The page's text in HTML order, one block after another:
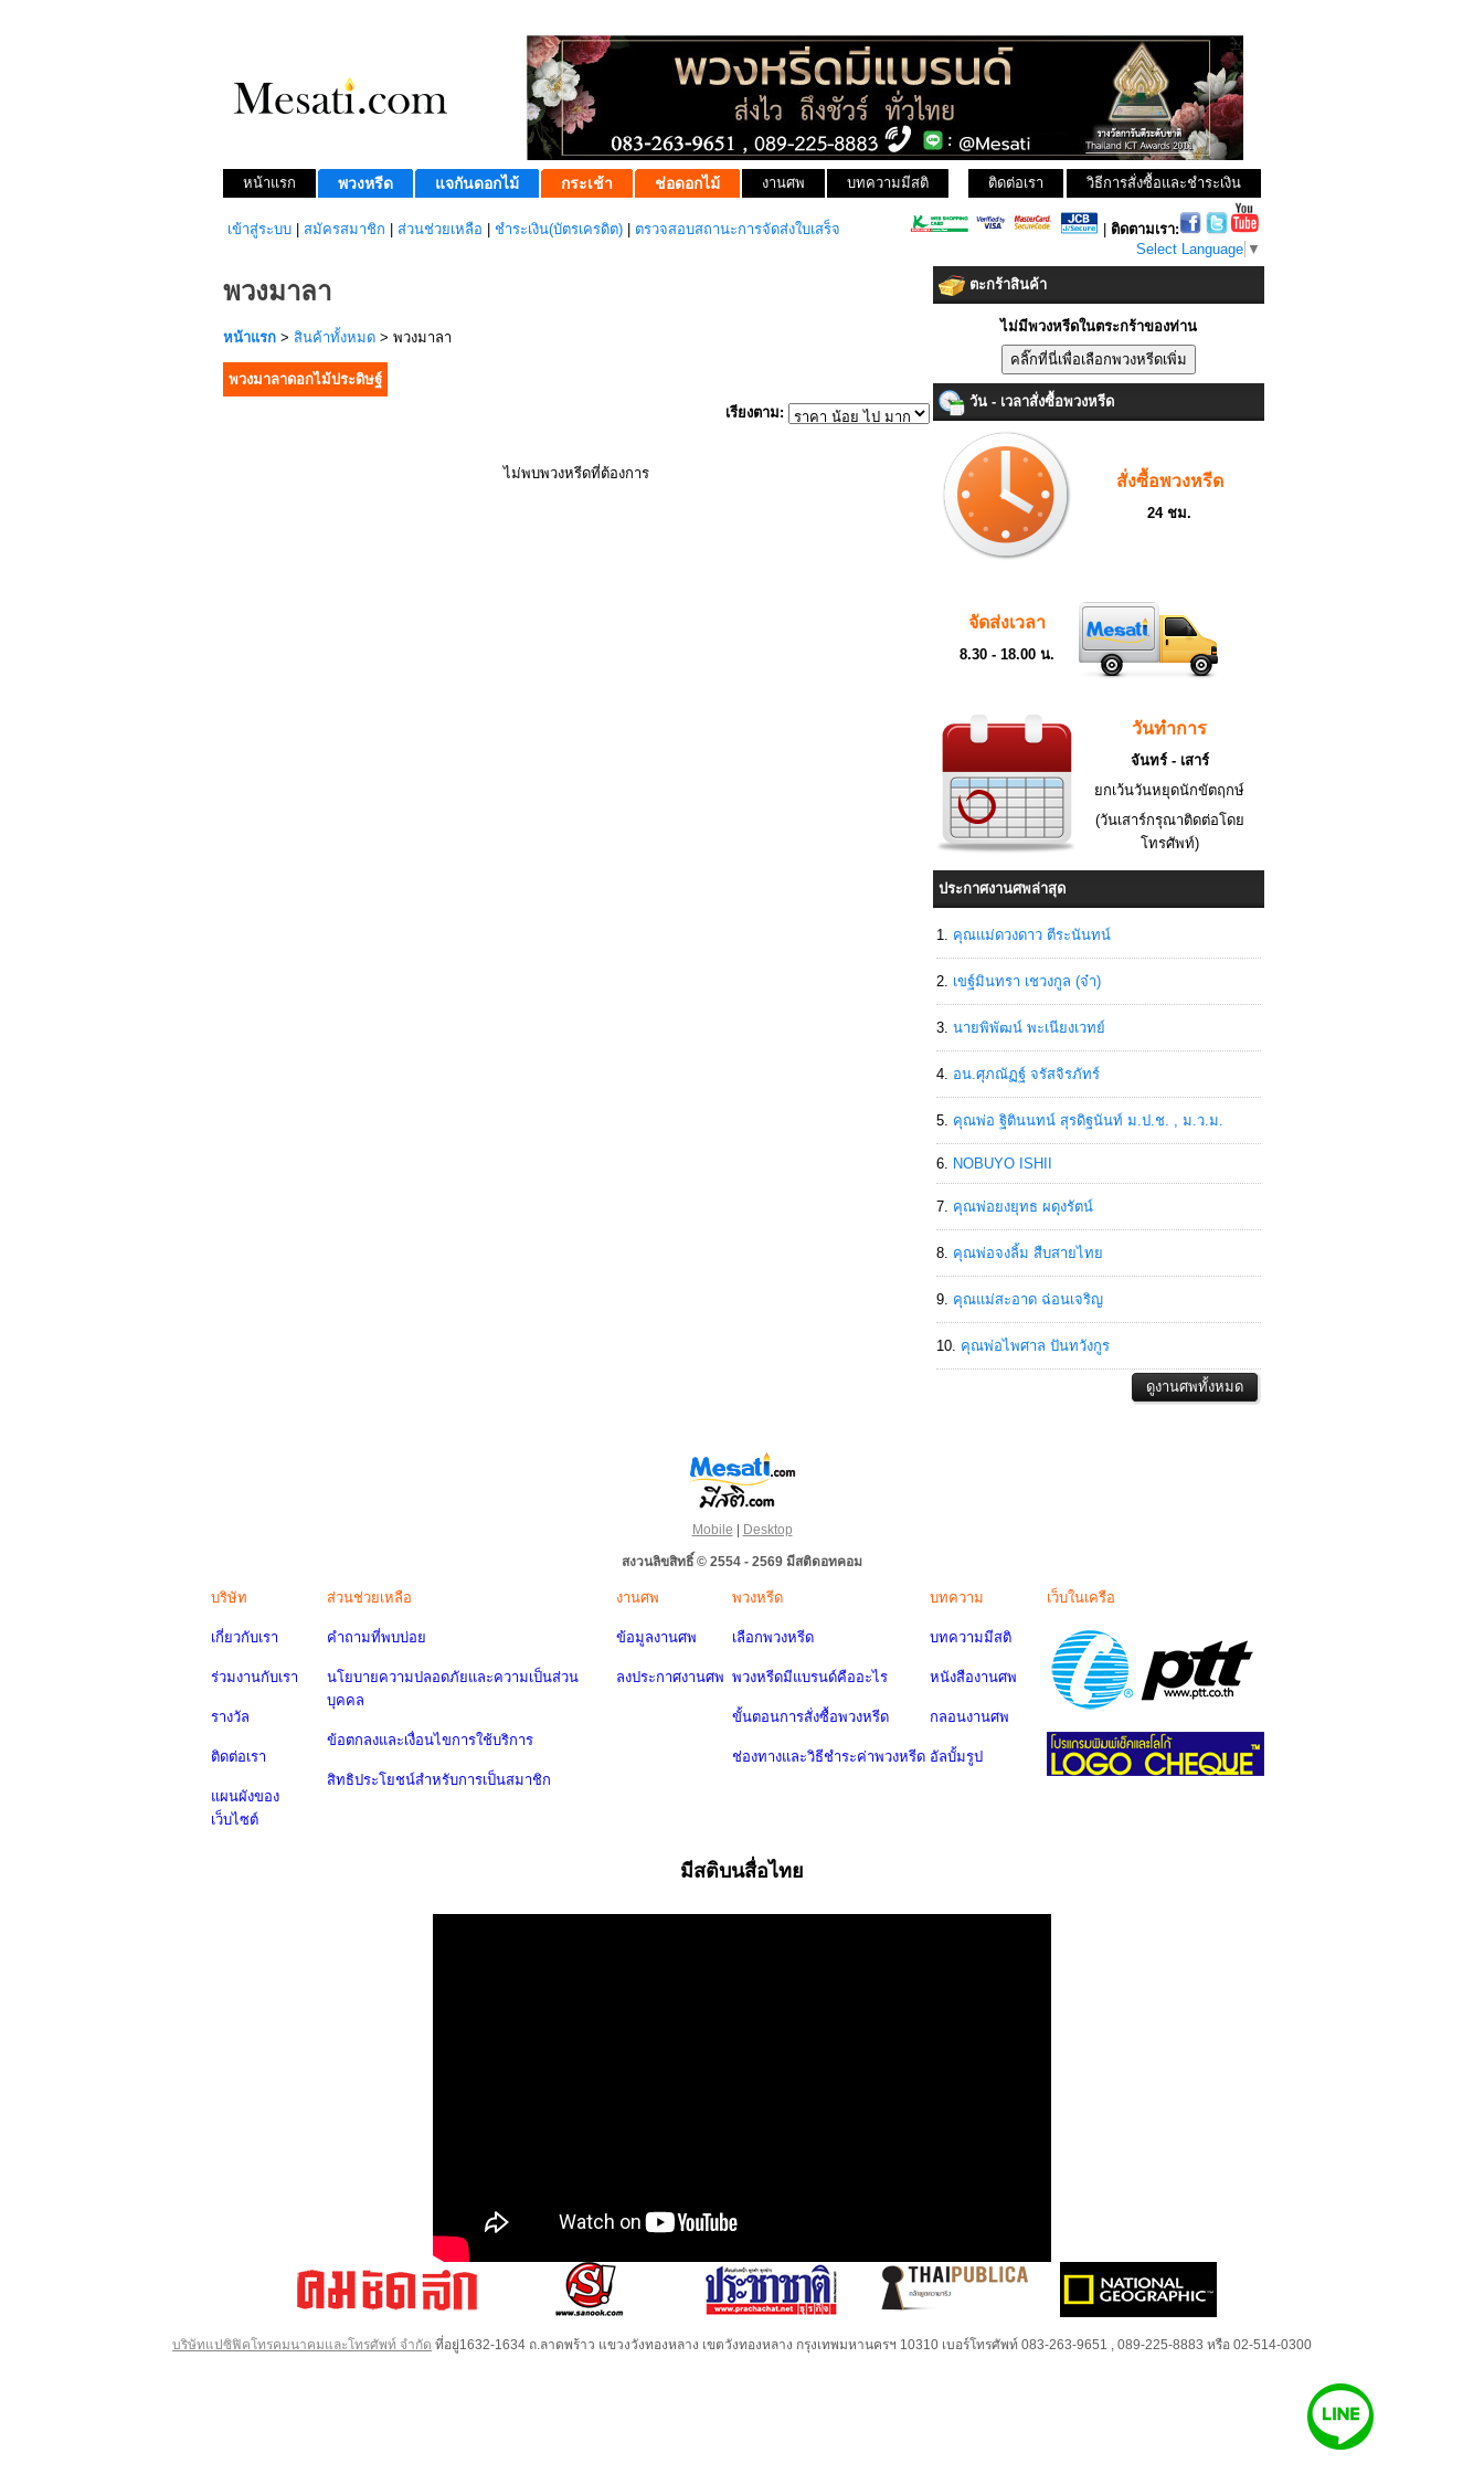
หน้าแรก พวงหรีด แจกันดอกไม้ กระเช้า ช่อดอกไม้ งานศพ บทความมีสติ วิธีการสั่งซื้อและชำระเงิน
ติดต่อเรา
เข้าสู่ระบบ สมัครสมาชิก ส่วนช่วยเหลือ ชำระเงิน(บัตรเครดิต) ตรวจสอบสถานะการจัดส่งใบเสร็จ
ติดตามเรา:
Select Language ▼
พวงมาลา
หน้าแรก > สินค้าทั้งหมด > พวงมาลา
พวงมาลาดอกไม้ประดิษฐ์
เรียงตาม:
ไม่พบพวงหรีดที่ต้องการ
ตะกร้าสินค้า
ไม่มีพวงหรีดในตระกร้าของท่าน
วัน - เวลาสั่งซื้อพวงหรีด
สั่งซื้อพวงหรีด
24 ชม.
จัดส่งเวลา
8.30 - 18.00 น.
วันทำการ
จันทร์ - เสาร์
ยกเว้นวันหยุดนักขัตฤกษ์
(วันเสาร์กรุณาติดต่อโดย
โทรศัพท์)
ประกาศงานศพล่าสุด
คุณแม่ดวงดาว ตีระนันทน์
เขฐ์มินทรา เชวงกูล (จ๋า)
นายพิพัฒน์ พะเนียงเวทย์
อน.ศุภณัฏฐ์ จรัสจิรภัทร์
คุณพ่อ ฐิตินนทน์ สุรดิฐนันท์ ม.ป.ช. , ม.ว.ม.
NOBUYO ISHII
คุณพ่อยงยุทธ ผดุงรัตน์
คุณพ่อจงลิ้ม สืบสายไทย
คุณแม่สะอาด ฉ่อนเจริญ
คุณพ่อไพศาล ปันทวังกูร
Mobile | Desktop
สงวนลิขสิทธิ์ © 2554 - 2569 มีสติดอทคอม
บริษัท
เกี่ยวกับเรา
ร่วมงานกับเรา
รางวัล
ติดต่อเรา
แผนผังของ
เว็บไซต์
ส่วนช่วยเหลือ
คำถามที่พบบ่อย
นโยบายความปลอดภัยและความเป็นส่วน
บุคคล
ข้อตกลงและเงื่อนไขการใช้บริการ
สิทธิประโยชน์สำหรับการเป็นสมาชิก
งานศพ
ข้อมูลงานศพ
ลงประกาศงานศพ
พวงหรีด
เลือกพวงหรีด
พวงหรีดมีแบรนด์คืออะไร
ขั้นตอนการสั่งซื้อพวงหรีด
ช่องทางและวิธีชำระค่าพวงหรีด
บทความ
บทความมีสติ
หนังสืองานศพ
กลอนงานศพ
อัลบั้มรูป
เว็บในเครือ
มีสติบนสื่อไทย
บริษัทแปซิฟิคโทรคมนาคมและโทรศัพท์ จำกัด ที่อยู่1632-1634 ถ.ลาดพร้าว แขวงวังทองหลาง เขตวังทองหลาง กรุงเทพมหานครฯ 10310 เบอร์โทรศัพท์ 083-263-9651 , 089-225-8883 หรือ 02-514-0300